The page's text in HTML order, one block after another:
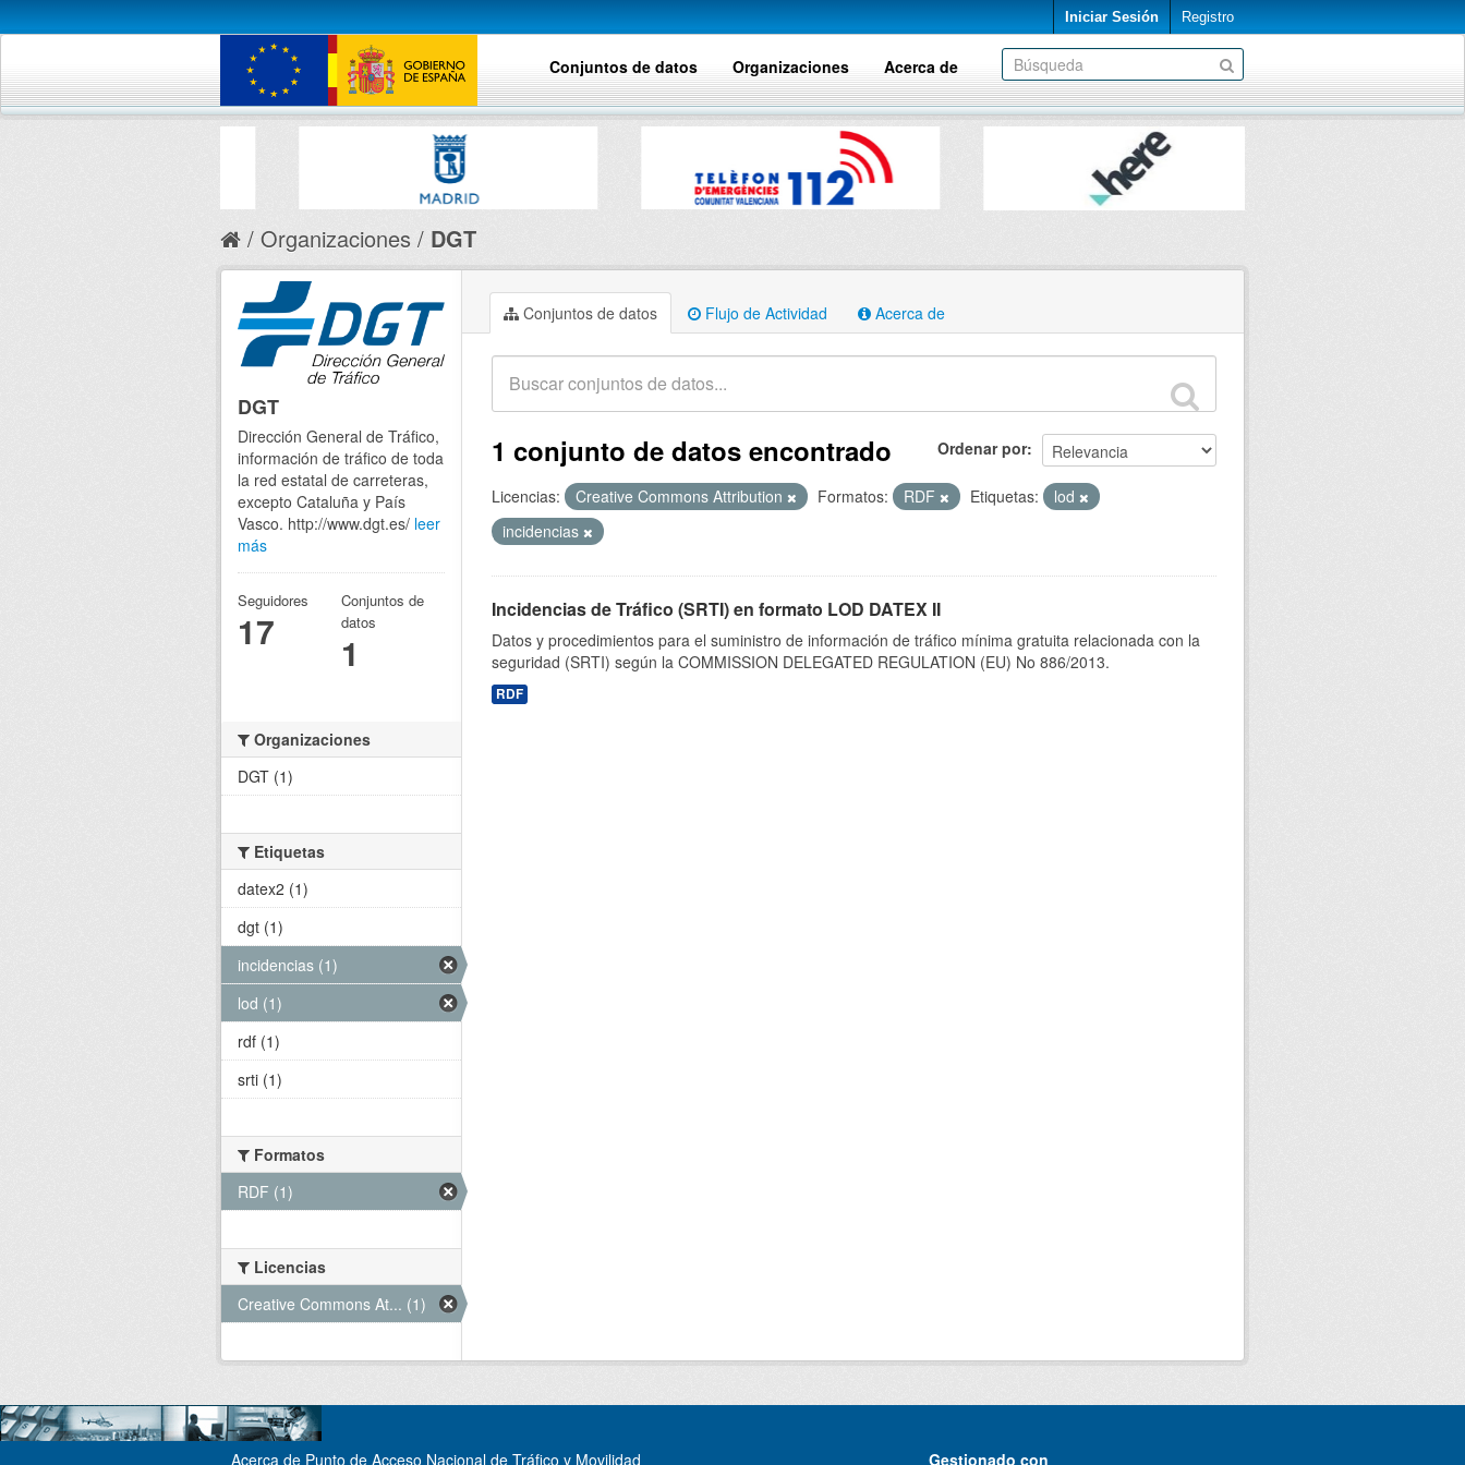
Iniciar Sesión Registro
Conjuntos de datos Organizaciones Acerca de
Organizaciones DGT
Conjuntos de datos Flujo de Actividad Acerca de
Ordenar por
1 conjunto de datos encontrado
Licencias: Creative Commons Attribution Formatos: RDF Etiquetas:
lod
incidencias
Incidencias de Tráfico (SRTI) en formato LOD DATEX II
Datos y procedimientos para el suministro de información de tráfico mínima gratuita relacionada con la
seguridad (SRTI) según la COMMISSION DELEGATED REGULATION (EU) No 886/2013.
RDF
DGT
Dirección General de Tráfico,
información de tráfico de toda
la red estatal de carreteras,
excepto Cataluña y País
Vasco. http://www.dgt.es/ leer
más
Seguidores
17
Conjuntos de
datos
1
Organizaciones
DGT (1)
Etiquetas
datex2 (1)
dgt (1)
incidencias (1)
lod (1)
rdf (1)
srti (1)
Formatos
RDF (1)
Licencias
Creative Commons At... (1)
Acerca de Punto de Acceso Nacional de Tráfico y Movilidad Gestionado con